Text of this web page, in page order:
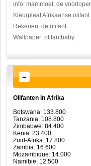
info: mammoet, de
Kleurplaat Afrikaanse olifant
Rekenen: de olifant
Wallpaper: olifantbaby
Olifanten in Afrika
Botswana: 133.800
Tanzania: 108.800
Zimbabwe: 84.400
Kenia: 23.400
Zuid-Afrika: 17.800
Zambia: 16.600
Mozambique: 14.000
Namibië: 12.500